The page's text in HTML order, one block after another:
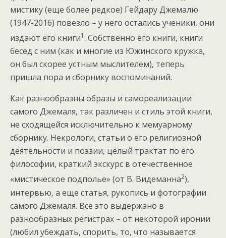
мистику (еще более редкое) Гейдару Джемалю
(1947-2016) повезло – у него остались ученики, они
издают его книги1. Собственно его книги, книги
бесед с ним (как и многие из Южинского кружка,
он был скорее устным мыслителем), теперь
пришла пора и сборнику воспоминаний.
Как разнообразны образы и самореализации
самого Джемаля, так различен и стиль этой книги,
не сходящейся исключительно к мемуарному
сборнику. Некрологи, статьи о его религиозной
деятельности и поэзии, целый трактат по его
философии, краткий экскурс в отечественное
«мистическое подполье» (от В. Видеманна2),
интервью, а еще статья, рукопись и фотографии
самого Джемаля. Все это выдержано в
разнообразных регистрах – от некоторой иронии
(любил убеждать, спорить, то, что называется